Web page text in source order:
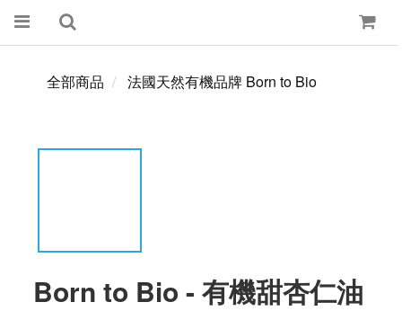
全部商品 法國天然有機品牌 Born to Bio
Born to Bio - 有機甜杏仁油